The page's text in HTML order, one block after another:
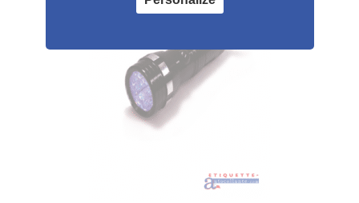
choisies